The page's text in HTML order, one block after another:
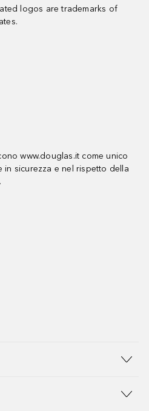
logos are trademarks of
www.douglas.it come unico
sicurezza e nel rispetto della